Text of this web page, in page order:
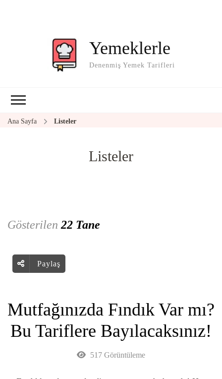
Yemeklerle
Denenmiş Yemek Tarifleri
Ana Sayfa Listeler
Listeler
Gösterilen 22 Tane
Paylaş
Mutfağınızda Fındık Var mı?
Bu Tariflere Bayılacaksınız!
517 Görüntüleme